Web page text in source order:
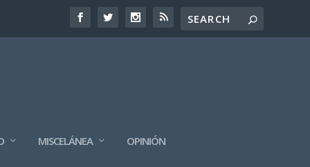
MISCELÁNEA OPINIÓN